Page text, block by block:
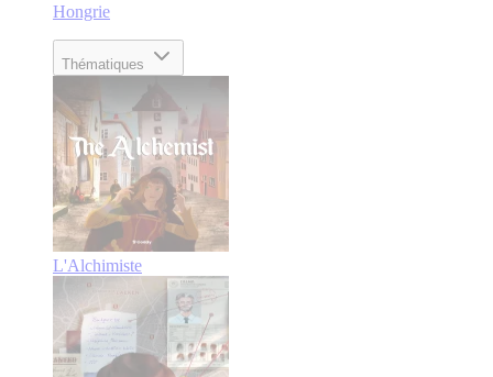
Hongrie
Thématiques
L'Alchimiste